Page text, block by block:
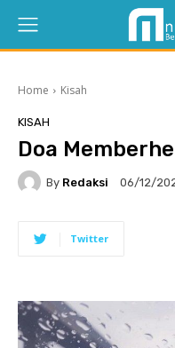
Home Kisah
KISAH
Doa
By Redaksi 06/12/
Twitter